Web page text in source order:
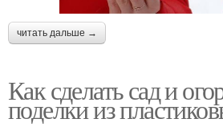
читать дальше →
Как сделать сад и
поделки из